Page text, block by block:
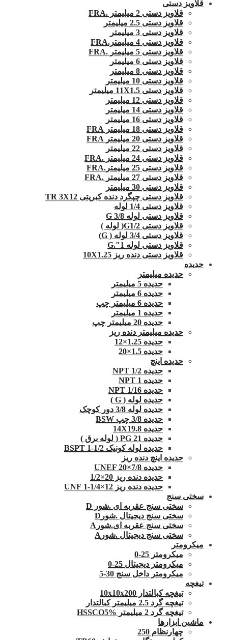
قلاویز دستی
قلاویز دستی 2 میلیمتر .FRA
قلاویز دستی 2.5 میلیمتر
قلاویز دستی 3 میلیمتر
قلاویز دستی 4 میلیمتر.FRA
قلاویز دستی 5 میلیمتر .FRA
قلاویز دستی 6 میلیمتر
قلاویز دستی 8 میلیمتر
قلاویز دستی 10 میلیمتر
قلاویز دستی 11X1.5 میلیمتر
قلاویز دستی 12 میلیمتر
قلاویز دستی 14 میلیمتر
قلاویز دستی 16 میلیمتر
قلاویز دستی 18 میلیمتر FRA
قلاویز دستی 20 میلیمتر FRA
قلاویز دستی 22 میلیمتر
قلاویز دستی 24 میلیمتر .FRA
قلاویز دستی 25 میلیمتر.FRA
قلاویز دستی 27 میلیمتر .FRA
قلاویز دستی 30 میلیمتر
قلاویز دستی چپگرد دنده کبریتی TR 3X12
قلاویز دستی 1/4 لوله
قلاویز دستی لوله G 3/8
قلاویز دستی G1/2( لوله )
قلاویز دستی 3/4 لوله ( G)
قلاویز دستی لوله 1″.G
قلاویز دستی دنده ریز 10X1.25
حدیده
حدیده میلیمتر
حدیده 5 میلیمتر
حدیده 6 میلیمتر
حدیده 6 میلیمتر چپ
حدیده 1 میلیمتر
حدیده 20 میلیمتر چپ
حدیده میلیمتر دنده ریز
حدیده 1.25×12
حدیده 1.5×20
حدیده اینچ
حدیده 1/2 NPT
حدیده NPT 1
حدیده 1/16 NPT
حدیده لوله ( G )
حدیده لوله 3/8 دور کوچک
حدیده 3/8 چپ BSW
حدیده 14X19.8
حدیده 21 PG ( لوله برق )
حدیده لوله کونیک 1/2-1 BSPT
حدیده اینچ دنده ریز
حدیده UNEF 20×7/8
حدیده دنده ریز 20×1/2
حدیده دنده ریز 12×1/4-1 UNF
سختی سنج
سختی سنج عقربه ای .شور D
سختی سنج دیجیتال .شورD
سختی سنج عقربه ای.شورA
سختی سنج دیجیتال .شورA
میکرومتر
میکرومتر 25-0
میکرومتر دیجیتال 25-0
میکرومتر داخل سنج 30-5
تیغچه
تیغچه کبالتدار 10x10x200
تیغچه گرد 2.5 میلیمتر کبالتدار
تیغچه گرد 2 میلیمتر HSSCO5%
ماشین ابزارها
چهارنظام 250